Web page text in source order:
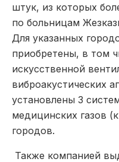
штук, из которых
по больницам
Для указанных
приобретены, в том
искусственной
виброакустических
установлены 3
медицинских газов
городов.
Также компанией